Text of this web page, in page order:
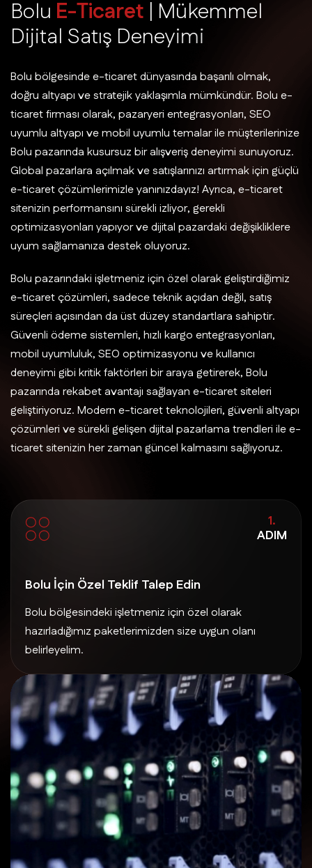
Bolu E-Ticaret | Mükemmel
Dijital Satış Deneyimi
Bolu bölgesinde e-ticaret dünyasında başarılı olmak,
doğru altyapı ve stratejik yaklaşımla mümkündür. Bolu e-
ticaret firması olarak, pazaryeri entegrasyonları, SEO
uyumlu altyapı ve mobil uyumlu temalar ile müşterilerinize
Bolu pazarında kusursuz bir alışveriş deneyimi sunuyoruz.
Global pazarlara açılmak ve satışlarınızı artırmak için güçlü
e-ticaret çözümlerimizle yanınızdayız! Ayrıca, e-ticaret
sitenizin performansını sürekli izliyor, gerekli
optimizasyonları yapıyor ve dijital pazardaki değişikliklere
uyum sağlamanıza destek oluyoruz.
Bolu pazarındaki işletmeniz için özel olarak geliştirdiğimiz
e-ticaret çözümleri, sadece teknik açıdan değil, satış
süreçleri açısından da üst düzey standartlara sahiptir.
Güvenli ödeme sistemleri, hızlı kargo entegrasyonları,
mobil uyumluluk, SEO optimizasyonu ve kullanıcı
deneyimi gibi kritik faktörleri bir araya getirerek, Bolu
pazarında rekabet avantajı sağlayan e-ticaret siteleri
geliştiriyoruz. Modern e-ticaret teknolojileri, güvenli altyapı
çözümleri ve sürekli gelişen dijital pazarlama trendleri ile e-
ticaret sitenizin her zaman güncel kalmasını sağlıyoruz.
1.
ADIM
Bolu İçin Özel Teklif Talep Edin
Bolu bölgesindeki işletmeniz için özel olarak
hazırladığımız paketlerimizden size uygun olanı
belirleyelim.